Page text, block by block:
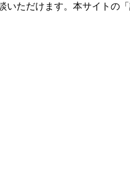
ただけます。本サイトの